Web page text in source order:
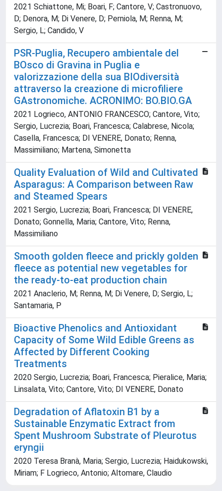
2021 Schiattone, Mi; Boari, F; Cantore, V; Castronuovo,
D; Denora, M; Di Venere, D; Perniola, M; Renna, M;
Sergio, L; Candido, V
PSR-Puglia, Recupero ambientale del
BOsco di Gravina in Puglia e
valorizzazione della sua BIOdiversità
attraverso la creazione di microfiliere
GAstronomiche. ACRONIMO: BO.BIO.GA
2021 Logrieco, ANTONIO FRANCESCO; Cantore, Vito;
Sergio, Lucrezia; Boari, Francesca; Calabrese, Nicola;
Casella, Francesca; DI VENERE, Donato; Renna,
Massimiliano; Martena, Simonetta
Quality Evaluation of Wild and Cultivated
Asparagus: A Comparison between Raw
and Steamed Spears
2021 Sergio, Lucrezia; Boari, Francesca; DI VENERE,
Donato; Gonnella, Maria; Cantore, Vito; Renna,
Massimiliano
Smooth golden fleece and prickly golden
fleece as potential new vegetables for
the ready-to-eat production chain
2021 Anaclerio, M; Renna, M; Di Venere, D; Sergio, L;
Santamaria, P
Bioactive Phenolics and Antioxidant
Capacity of Some Wild Edible Greens as
Affected by Different Cooking
Treatments
2020 Sergio, Lucrezia; Boari, Francesca; Pieralice, Maria;
Linsalata, Vito; Cantore, Vito; DI VENERE, Donato
Degradation of Aflatoxin B1 by a
Sustainable Enzymatic Extract from
Spent Mushroom Substrate of Pleurotus
eryngii
2020 Teresa Branà, Maria; Sergio, Lucrezia; Haidukowski,
Miriam; F Logrieco, Antonio; Altomare, Claudio